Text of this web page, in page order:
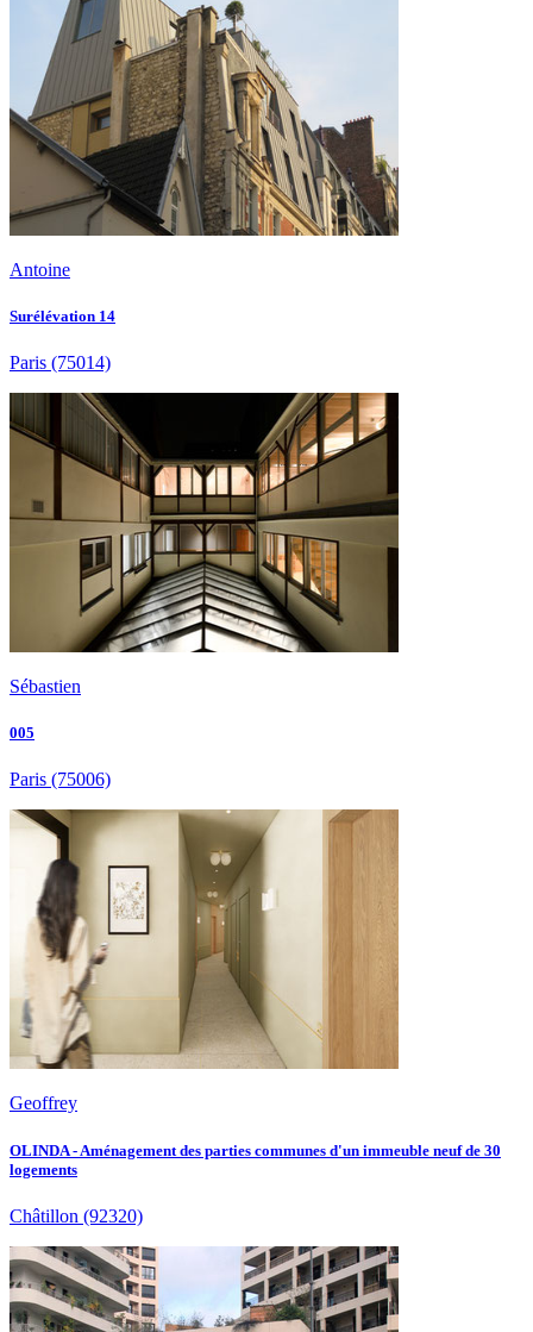
Antoine
Surélévation 14
Paris (75014)
Sébastien
005
Paris (75006)
Geoffrey
OLINDA - Aménagement des parties communes d'un immeuble neuf de 30
logements
Châtillon (92320)